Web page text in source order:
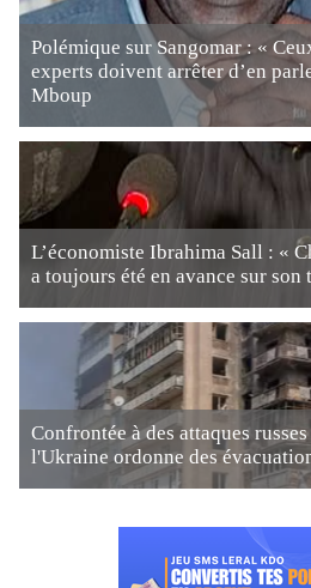
Polémique sur Sangomar : «
experts doivent arrêter d’en
Mboup
L’économiste Ibrahima Sall : «
a toujours été en avance sur son
Confrontée à des attaques
l'Ukraine ordonne des